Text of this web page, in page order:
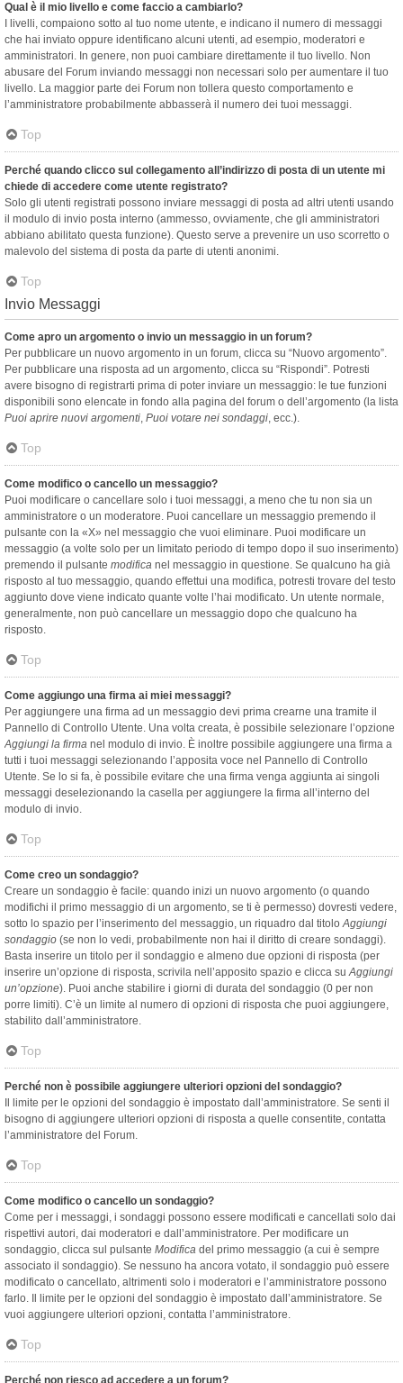
Qual è il mio livello e come faccio a cambiarlo?
I livelli, compaiono sotto al tuo nome utente, e indicano il numero di messaggi
che hai inviato oppure identificano alcuni utenti, ad esempio, moderatori e
amministratori. In genere, non puoi cambiare direttamente il tuo livello. Non
abusare del Forum inviando messaggi non necessari solo per aumentare il tuo
livello. La maggior parte dei Forum non tollera questo comportamento e
l’amministratore probabilmente abbasserà il numero dei tuoi messaggi.
Top
Perché quando clicco sul collegamento all’indirizzo di posta di un utente mi
chiede di accedere come utente registrato?
Solo gli utenti registrati possono inviare messaggi di posta ad altri utenti usando
il modulo di invio posta interno (ammesso, ovviamente, che gli amministratori
abbiano abilitato questa funzione). Questo serve a prevenire un uso scorretto o
malevolo del sistema di posta da parte di utenti anonimi.
Top
Invio Messaggi
Come apro un argomento o invio un messaggio in un forum?
Per pubblicare un nuovo argomento in un forum, clicca su “Nuovo argomento”.
Per pubblicare una risposta ad un argomento, clicca su “Rispondi”. Potresti
avere bisogno di registrarti prima di poter inviare un messaggio: le tue funzioni
disponibili sono elencate in fondo alla pagina del forum o dell’argomento (la lista
Puoi aprire nuovi argomenti, Puoi votare nei sondaggi, ecc.).
Top
Come modifico o cancello un messaggio?
Puoi modificare o cancellare solo i tuoi messaggi, a meno che tu non sia un
amministratore o un moderatore. Puoi cancellare un messaggio premendo il
pulsante con la «X» nel messaggio che vuoi eliminare. Puoi modificare un
messaggio (a volte solo per un limitato periodo di tempo dopo il suo inserimento)
premendo il pulsante modifica nel messaggio in questione. Se qualcuno ha già
risposto al tuo messaggio, quando effettui una modifica, potresti trovare del testo
aggiunto dove viene indicato quante volte l’hai modificato. Un utente normale,
generalmente, non può cancellare un messaggio dopo che qualcuno ha
risposto.
Top
Come aggiungo una firma ai miei messaggi?
Per aggiungere una firma ad un messaggio devi prima crearne una tramite il
Pannello di Controllo Utente. Una volta creata, è possibile selezionare l’opzione
Aggiungi la firma nel modulo di invio. È inoltre possibile aggiungere una firma a
tutti i tuoi messaggi selezionando l’apposita voce nel Pannello di Controllo
Utente. Se lo si fa, è possibile evitare che una firma venga aggiunta ai singoli
messaggi deselezionando la casella per aggiungere la firma all’interno del
modulo di invio.
Top
Come creo un sondaggio?
Creare un sondaggio è facile: quando inizi un nuovo argomento (o quando
modifichi il primo messaggio di un argomento, se ti è permesso) dovresti vedere,
sotto lo spazio per l’inserimento del messaggio, un riquadro dal titoloAggiungi
sondaggio (se non lo vedi, probabilmente non hai il diritto di creare sondaggi).
Basta inserire un titolo per il sondaggio e almeno due opzioni di risposta (per
inserire un’opzione di risposta, scrivila nell’apposito spazio e clicca suAggiungi
un’opzione). Puoi anche stabilire i giorni di durata del sondaggio (0 per non
porre limiti). C’è un limite al numero di opzioni di risposta che puoi aggiungere,
stabilito dall’amministratore.
Top
Perché non è possibile aggiungere ulteriori opzioni del sondaggio?
Il limite per le opzioni del sondaggio è impostato dall’amministratore. Se senti il
bisogno di aggiungere ulteriori opzioni di risposta a quelle consentite, contatta
l’amministratore del Forum.
Top
Come modifico o cancello un sondaggio?
Come per i messaggi, i sondaggi possono essere modificati e cancellati solo dai
rispettivi autori, dai moderatori e dall’amministratore. Per modificare un
sondaggio, clicca sul pulsante Modifica del primo messaggio (a cui è sempre
associato il sondaggio). Se nessuno ha ancora votato, il sondaggio può essere
modificato o cancellato, altrimenti solo i moderatori e l’amministratore possono
farlo. Il limite per le opzioni del sondaggio è impostato dall’amministratore. Se
vuoi aggiungere ulteriori opzioni, contatta l’amministratore.
Top
Perché non riesco ad accedere a un forum?